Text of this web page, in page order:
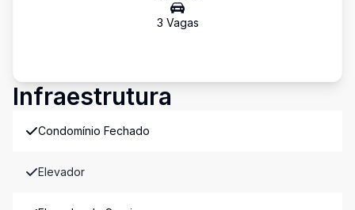
3 Vagas
Infraestrutura
Condomínio Fechado
Elevador